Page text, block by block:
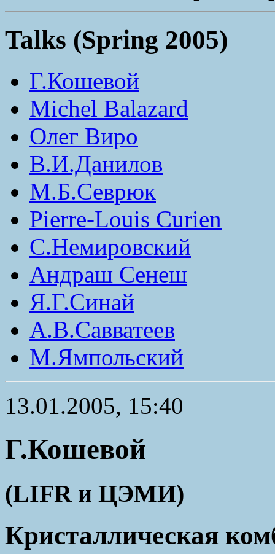
Talks (Spring 2005)
Г.Кошевой
Michel Balazard
Олег Виро
В.И.Данилов
М.Б.Севрюк
Pierre-Louis Curien
С.Немировский
Андраш Сенеш
Я.Г.Синай
А.В.Савватеев
М.Ямпольский
13.01.2005, 15:40
Г.Кошевой
(LIFR и ЦЭМИ)
Кристаллическая